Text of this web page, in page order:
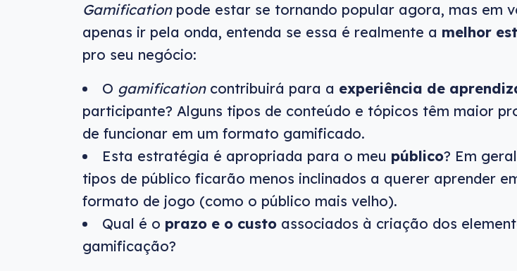
Gamificationpode estar se tornando popular agora, mas em
apenas ir pela onda, entenda se essa é realmente a melhor
pro seu negócio:
O gamification contribuirá para a experiência de
participante? Alguns tipos de conteúdo e tópicos têm maior
de funcionar em um formato gamificado.
Esta estratégia é apropriada para o meu público? Em
tipos de público ficarão menos inclinados a querer aprender
formato de jogo (como o público mais velho).
Qual é o prazo e o custo associados à criação dos
gamificação?